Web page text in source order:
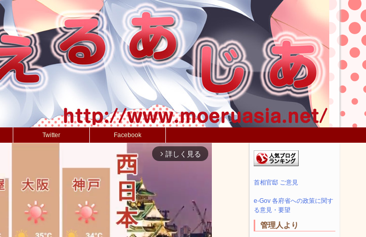
Twitter Facebook
arrow_forward_ios 詳しく見る
首相官邸 ご意見
e-Gov 各府省への政策に関す
る意見・要望
管理人より